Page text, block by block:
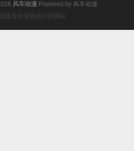
风车动漫 Powered by 风车动漫
观看动漫动画片的网站